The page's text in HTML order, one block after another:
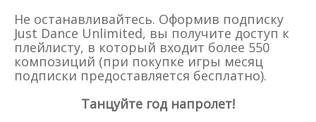
Не останавливайтесь. Оформив подписку
Just Dance Unlimited, вы получите доступ к
плейлисту, в который входит более 550
композиций (при покупке игры месяц
подписки предоставляется бесплатно).
Танцуйте год напролет!